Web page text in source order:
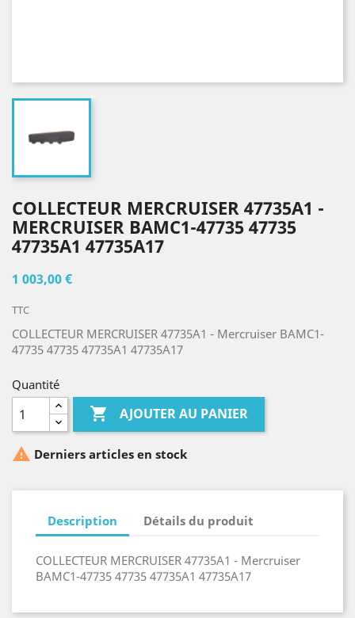
COLLECTEUR MERCRUISER 47735A1 -
MERCRUISER BAMC1-47735 47735
47735A1 47735A17
1 003,00 €
TTC
COLLECTEUR MERCRUISER 47735A1 - Mercruiser BAMC1-
47735 47735 47735A1 47735A17
Quantité
 AJOUTER AU PANIER
 Derniers articles en stock
Description Détails du produit
COLLECTEUR MERCRUISER 47735A1 - Mercruiser
BAMC1-47735 47735 47735A1 47735A17